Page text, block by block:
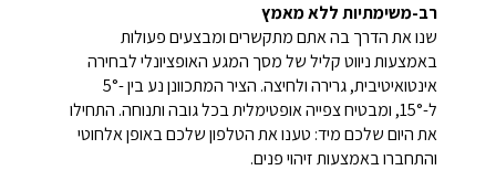
רב-משימתיות ללא מאמץ
שנו את הדרך בה אתם מתקשרים ומבצעים פעולות
באמצעות ניווט קליל של מסך המגע האופציונלי לבחירה
אינטואיטיבית, גרירה ולחיצה. הציר המתכוונן נע בין -5°
ל-15°, ומבטיח צפייה אופטימלית בכל גובה ותנוחה. התחילו
את היום שלכם מיד: טענו את הטלפון שלכם באופן אלחוטי
והתחברו באמצעות זיהוי פנים.